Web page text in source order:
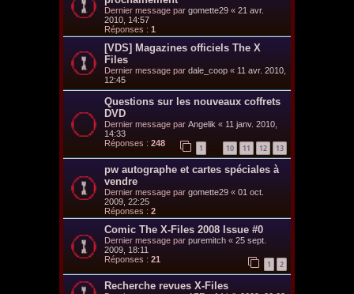
Dernier message par gomette29 « 21 avr.
2010, 14:57
Réponses : 1
[VDS] Magazines officiels The X
Files
Dernier message par dale_coop « 11 avr. 2010,
12:45
Questions sur les nouveaux coffrets
DVD
Dernier message par Angelik « 11 janv. 2010,
14:33
Réponses : 248 1 10 11 12 13
pw autographe et cartes spéciales à
vendre
Dernier message par gomette29 « 01 oct.
2009, 22:25
Réponses : 2
Comic The X-Files 2008 Issue #0
Dernier message par puremitch « 25 sept.
2009, 18:11
Réponses : 21 1 2
Recherche revues X-Files